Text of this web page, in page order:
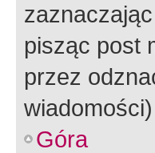
pisząc post
przez
wiadomości)
Góra